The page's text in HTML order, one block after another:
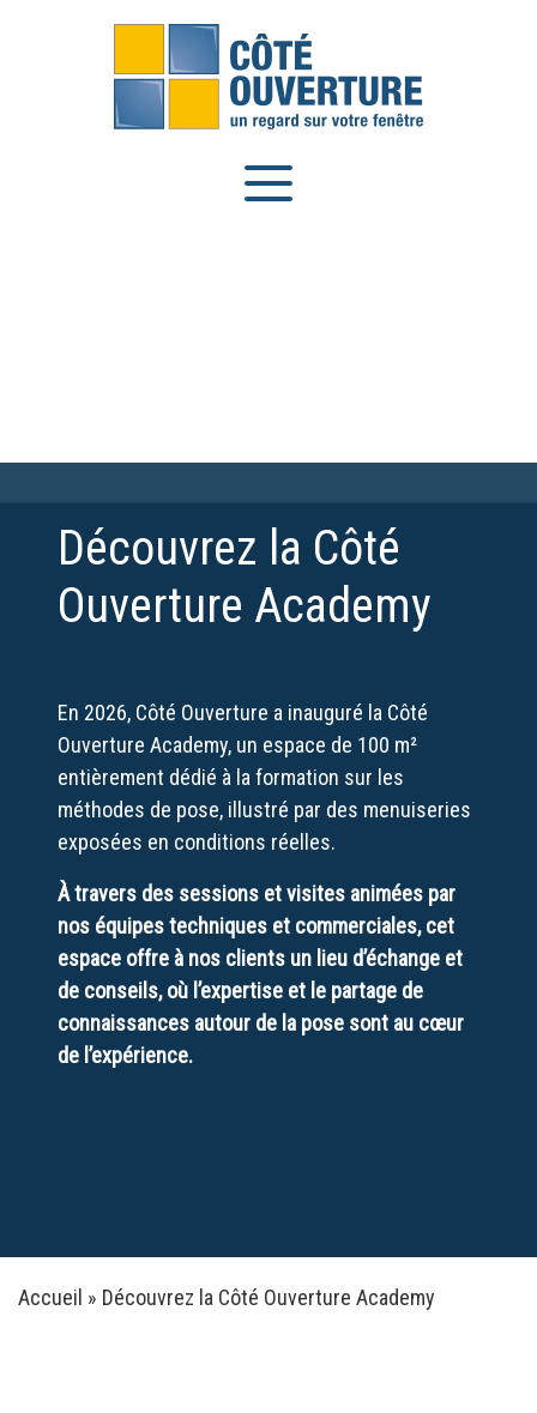
Découvrez la Côté
Ouverture Academy
En 2026, Côté Ouverture a inauguré la Côté
Ouverture Academy, un espace de 100 m²
entièrement dédié à la formation sur les
méthodes de pose, illustré par des menuiseries
exposées en conditions réelles.
À travers des sessions et visites animées par
nos équipes techniques et commerciales, cet
espace offre à nos clients un lieu d’échange et
de conseils, où l’expertise et le partage de
connaissances autour de la pose sont au cœur
de l’expérience.
Accueil » Découvrez la Côté Ouverture Academy